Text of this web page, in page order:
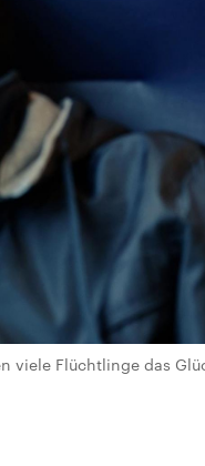
viele Flüchtlinge das